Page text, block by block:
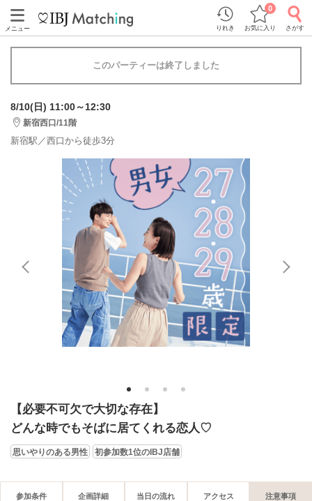
メニュー りれき お気に入り
0
さがす
このパーティーは終了しました
8/10(日) 11:00～12:30
新宿西口/11階
新宿駅／西口から徒歩3分
1 2 3 4
【必要不可欠で大切な存在】
どんな時でもそばに居てくれる恋人♡
思いやりのある男性 初参加数1位のIBJ店舗
参加条件 企画詳細 当日の流れ アクセス 注意事項